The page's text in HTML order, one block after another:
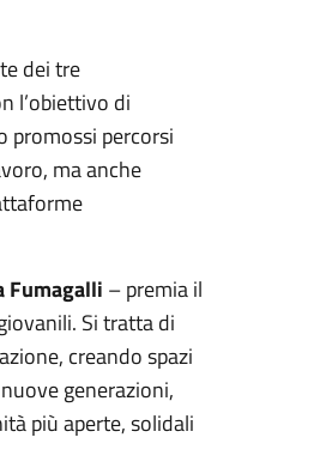
dei tre
l’obiettivo di
promossi percorsi
ma anche
Fumagalli – premia il
Si tratta di
creando spazi
generazioni,
più aperte, solidali